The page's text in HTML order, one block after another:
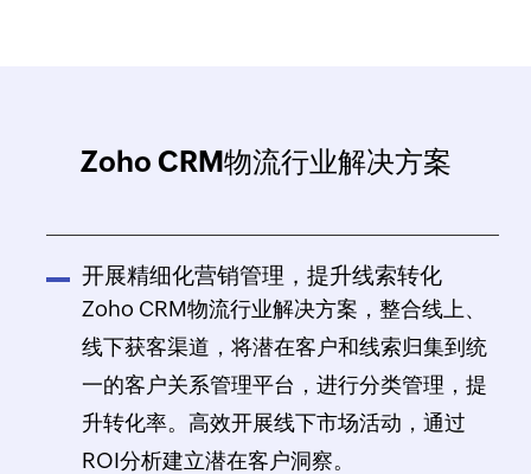
Zoho CRM物流行业解决方案
开展精细化营销管理，提升线索转化
Zoho CRM物流行业解决方案，整合线上、
线下获客渠道，将潜在客户和线索归集到统
一的客户关系管理平台，进行分类管理，提
升转化率。高效开展线下市场活动，通过
ROI分析建立潜在客户洞察。